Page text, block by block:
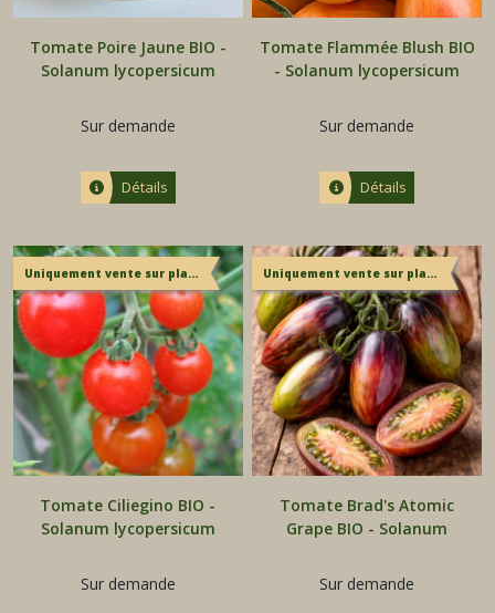
Tomate Poire Jaune BIO -
Solanum lycopersicum
Sur demande
Détails
Tomate Flammée Blush BIO
- Solanum lycopersicum
Sur demande
Détails
Uniquement vente sur place
Tomate Ciliegino BIO -
Solanum lycopersicum
Sur demande
Uniquement vente sur place
Tomate Brad's Atomic
Grape BIO - Solanum
Sur demande